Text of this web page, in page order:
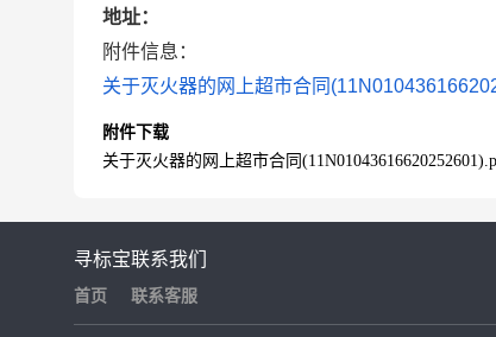
地址：
附件信息：
关于灭火器的网上超市合同
附件下载
关于灭火器的网上超市合同
寻标宝
首页
联系我们
联系客服